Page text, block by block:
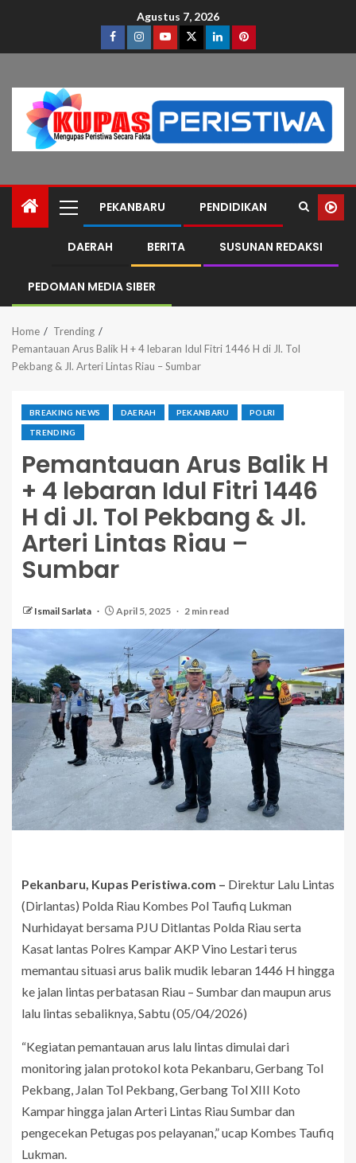
Agustus 7, 2026
PEKANBARU PENDIDIKAN
DAERAH BERITA SUSUNAN REDAKSI
PEDOMAN MEDIA SIBER
Home
Trending
Pemantauan Arus Balik H + 4 lebaran Idul Fitri 1446 H di Jl. Tol
Pekbang & Jl. Arteri Lintas Riau – Sumbar
BREAKING NEWS DAERAH PEKANBARU POLRI
TRENDING
Pemantauan Arus Balik H
+ 4 lebaran Idul Fitri 1446
H di Jl. Tol Pekbang & Jl.
Arteri Lintas Riau –
Sumbar
Ismail Sarlata April 5, 2025 2 min read
Pekanbaru, Kupas Peristiwa.com – Direktur Lalu Lintas
(Dirlantas) Polda Riau Kombes Pol Taufiq Lukman
Nurhidayat bersama PJU Ditlantas Polda Riau serta
Kasat lantas Polres Kampar AKP Vino Lestari terus
memantau situasi arus balik mudik lebaran 1446 H hingga
ke jalan lintas perbatasan Riau – Sumbar dan maupun arus
lalu lintas sebaliknya, Sabtu (05/04/2026)
“Kegiatan pemantauan arus lalu lintas dimulai dari
monitoring jalan protokol kota Pekanbaru, Gerbang Tol
Pekbang, Jalan Tol Pekbang, Gerbang Tol XIII Koto
Kampar hingga jalan Arteri Lintas Riau Sumbar dan
pengecekan Petugas pos pelayanan,” ucap Kombes Taufiq
Lukman.